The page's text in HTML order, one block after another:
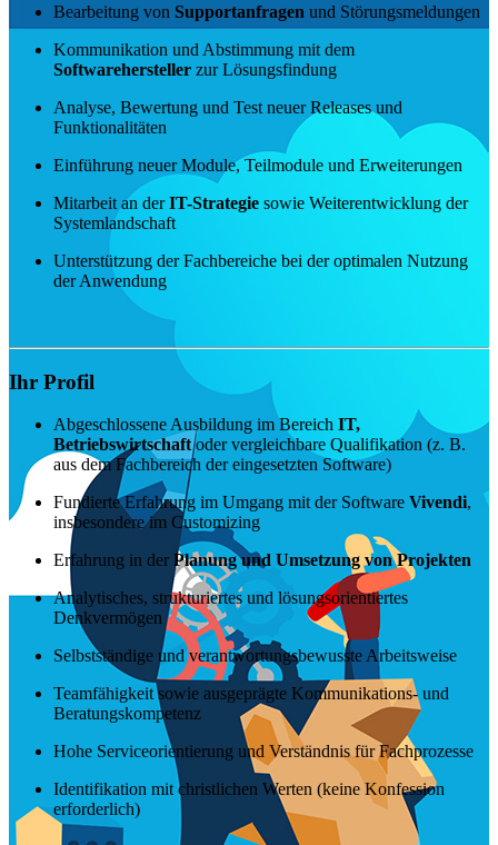
Bearbeitung von Supportanfragen und Störungsmeldungen
Kommunikation und Abstimmung mit dem
Softwarehersteller zur Lösungsfindung
Analyse, Bewertung und Test neuer Releases und
Funktionalitäten
Einführung neuer Module, Teilmodule und Erweiterungen
Mitarbeit an derIT-Strategie sowie Weiterentwicklung der
Systemlandschaft
Unterstützung der Fachbereiche bei der optimalen Nutzung
der Anwendung
Ihr Profil
Abgeschlossene Ausbildung im Bereich IT,
Betriebswirtschaftoder vergleichbare Qualifikation (z. B.
aus dem Fachbereich der eingesetzten Software)
Fundierte Erfahrung im Umgang mit der Software Vivendi,
insbesondere im Customizing
Erfahrung in der Planung und Umsetzung von Projekten
Analytisches, strukturiertes und lösungsorientiertes
Denkvermögen
Selbstständige und verantwortungsbewusste Arbeitsweise
Teamfähigkeit sowie ausgeprägte Kommunikations- und
Beratungskompetenz
Hohe Serviceorientierung und Verständnis für Fachprozesse
Identifikation mit christlichen Werten (keine Konfession
erforderlich)